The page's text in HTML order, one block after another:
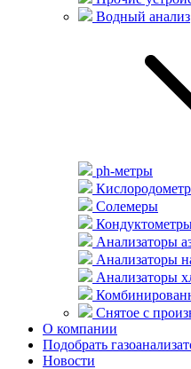
Водный анализ
ph-метры
Солемеры
Анализаторы
Анализаторы
Анализаторы
Снятое с
О компании
Подобрать
Новости